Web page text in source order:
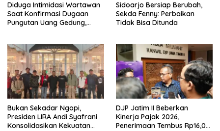
Diduga Intimidasi Wartawan
Saat Konfirmasi Dugaan
Pungutan Uang Gedung,
Buka suara
Sidoarjo Bersiap Berubah,
Sekda Fenny: Perbaikan
Tidak Bisa Ditunda
Bukan Sekadar Ngopi,
Presiden LIRA Andi Syafrani
Konsolidasikan Kekuatan
DJP Jatim II Beberkan
Kinerja Pajak 2026,
Penerimaan Tembus Rp16,08